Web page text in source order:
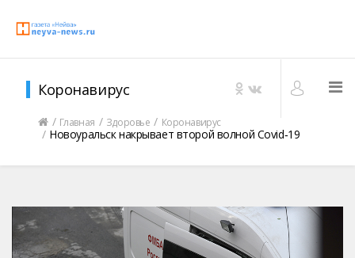
Коронавирус
Главная Здоровье Коронавирус
Новоуральск накрывает второй волной Covid‑19